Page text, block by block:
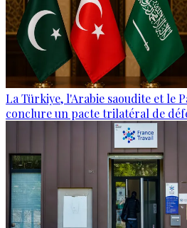
La Türkiye, l'Arabie saoudite et le
conclure un pacte trilatéral de